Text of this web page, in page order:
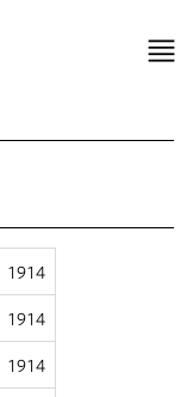
1914
1914
1914